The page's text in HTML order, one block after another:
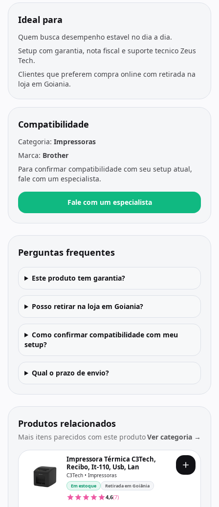
Ideal para
Quem busca desempenho estavel no dia a dia.
Setup com garantia, nota fiscal e suporte tecnico Zeus
Tech.
Clientes que preferem compra online com retirada na
loja em Goiania.
Compatibilidade
Categoria: Impressoras
Marca: Brother
Para confirmar compatibilidade com seu setup atual,
fale com um especialista.
Fale com um especialista
Perguntas frequentes
Este produto tem garantia?
Posso retirar na loja em Goiania?
Como confirmar compatibilidade com meu
setup?
Qual o prazo de envio?
Produtos relacionados
Mais itens parecidos com este produtoVer categoria →
Impressora Térmica C3Tech,
Recibo, It-110, Usb, Lan
C3Tech • Impressoras
Em estoque Retirada em Goiânia
4,6(7)